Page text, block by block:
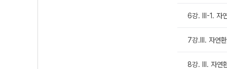
6강. Ⅲ-1. 자
7강.Ⅲ. 자연
8강. Ⅲ. 자연